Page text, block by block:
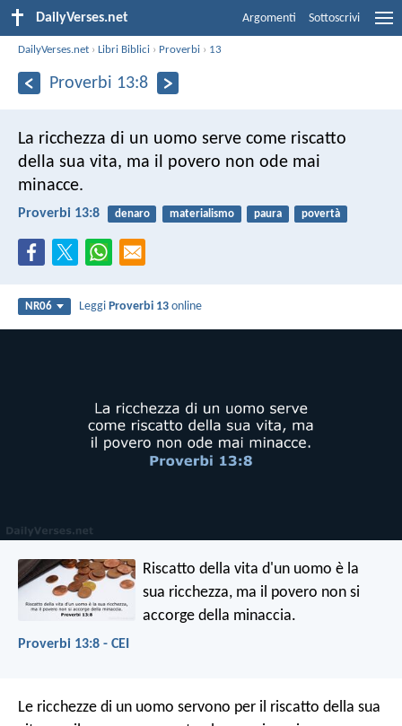
DailyVerses.net Argomenti Sottoscrivi
DailyVerses.net ›Libri Biblici › Proverbi › 13
Proverbi 13:8
La ricchezza di un uomo serve come riscatto
della sua vita, ma il povero non ode mai
minacce.
Proverbi 13:8 denaro materialismo paura povertà
NR06 LeggiProverbi 13 online
Riscatto della vita d'un uomo è la
sua ricchezza, ma il povero non si
accorge della minaccia.
Proverbi 13:8 - CEI
Le ricchezze di un uomo servono per il riscatto della sua